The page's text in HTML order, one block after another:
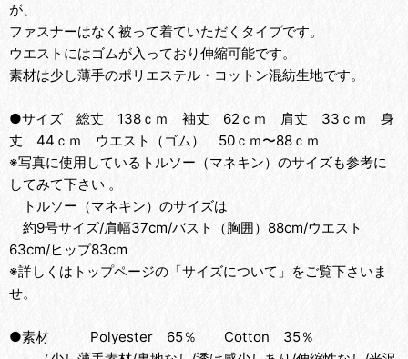
が、
ファスナーはなく被って着ていただくタイプです。
ウエストにはゴムが入っており伸縮可能です。
素材は少し薄手のポリエステル・コットン混紡生地です。
●サイズ 総丈 138ｃｍ 袖丈 62ｃｍ 肩丈 33ｃｍ 身
丈 44ｃｍ ウエスト（ゴム） 50ｃｍ〜88ｃｍ
※写真に使用しているトルソー（マネキン）のサイズも参考に
してみて下さい 。
トルソー（マネキン）のサイズは
約9号サイズ/肩幅37cm/バスト（胸囲）88cm/ウエスト
63cm/ヒップ83cm
※詳しくはトップページの「サイズについて」をご覧下さいま
せ。
●素材 Polyester 65％ Cotton 35％